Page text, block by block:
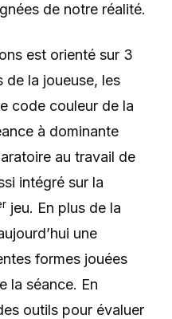
de notre réalité.
est orienté sur 3
de la joueuse, les
code couleur de la
à dominante
au travail de
intégré sur la
jeu. En plus de la
une
formes jouées
la séance. En
outils pour évaluer